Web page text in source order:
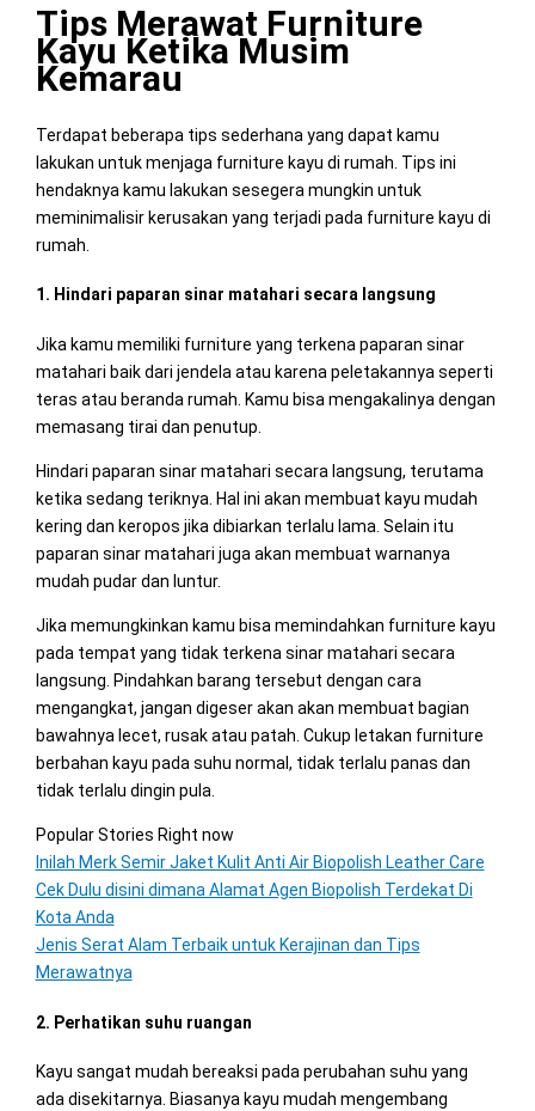
Tips Merawat Furniture
Kayu Ketika Musim
Kemarau
Terdapat beberapa tips sederhana yang dapat kamu
lakukan untuk menjaga furniture kayu di rumah. Tips ini
hendaknya kamu lakukan sesegera mungkin untuk
meminimalisir kerusakan yang terjadi pada furniture kayu di
rumah.
1. Hindari paparan sinar matahari secara langsung
Jika kamu memiliki furniture yang terkena paparan sinar
matahari baik dari jendela atau karena peletakannya seperti
teras atau beranda rumah. Kamu bisa mengakalinya dengan
memasang tirai dan penutup.
Hindari paparan sinar matahari secara langsung, terutama
ketika sedang teriknya. Hal ini akan membuat kayu mudah
kering dan keropos jika dibiarkan terlalu lama. Selain itu
paparan sinar matahari juga akan membuat warnanya
mudah pudar dan luntur.
Jika memungkinkan kamu bisa memindahkan furniture kayu
pada tempat yang tidak terkena sinar matahari secara
langsung. Pindahkan barang tersebut dengan cara
mengangkat, jangan digeser akan akan membuat bagian
bawahnya lecet, rusak atau patah. Cukup letakan furniture
berbahan kayu pada suhu normal, tidak terlalu panas dan
tidak terlalu dingin pula.
Popular Stories Right now
Inilah Merk Semir Jaket Kulit Anti Air Biopolish Leather Care
Cek Dulu disini dimana Alamat Agen Biopolish Terdekat Di
Kota Anda
Jenis Serat Alam Terbaik untuk Kerajinan dan Tips
Merawatnya
2. Perhatikan suhu ruangan
Kayu sangat mudah bereaksi pada perubahan suhu yang
ada disekitarnya. Biasanya kayu mudah mengembang